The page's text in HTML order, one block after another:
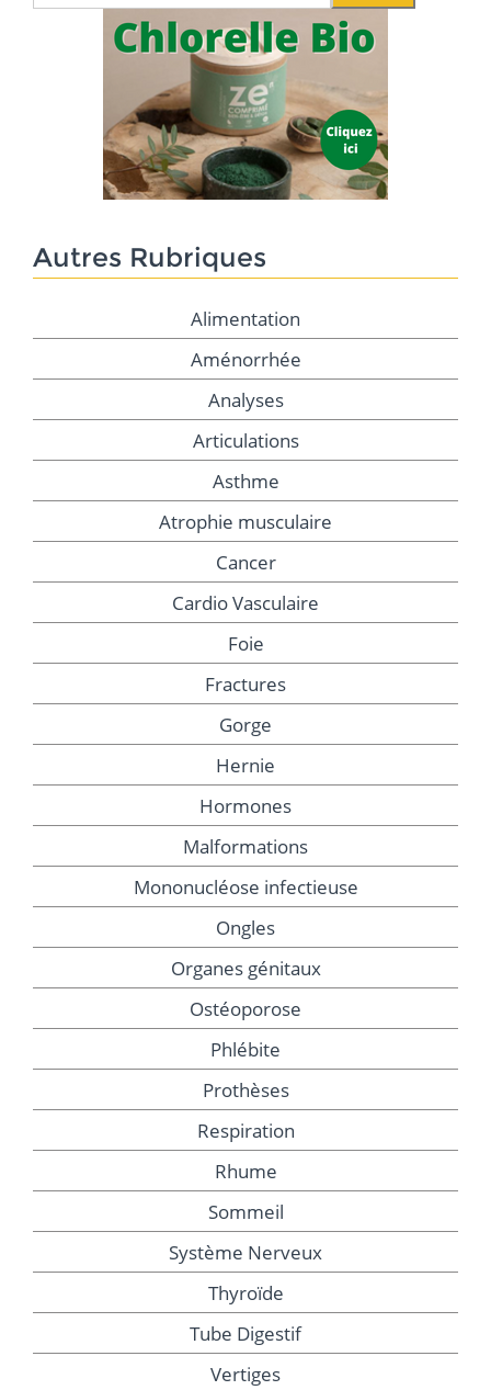
Autres Rubriques
Alimentation
Aménorrhée
Analyses
Articulations
Asthme
Atrophie musculaire
Cancer
Cardio Vasculaire
Foie
Fractures
Gorge
Hernie
Hormones
Malformations
Mononucléose infectieuse
Ongles
Organes génitaux
Ostéoporose
Phlébite
Prothèses
Respiration
Rhume
Sommeil
Système Nerveux
Thyroïde
Tube Digestif
Vertiges